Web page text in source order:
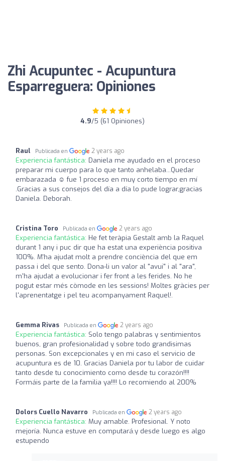
Zhi Acupuntec - Acupuntura
Esparreguera: Opiniones
4.9/5 (61 Opiniones)
Raul Publicada en 2 years ago
Experiencia fantástica: Daniela me ayudado en el proceso
preparar mi cuerpo para lo que tanto anhelaba...Quedar
embarazada ☺️ fue 1 proceso en muy corto tiempo en mí
.Gracias a sus consejos del día a día lo pude lograr,gracias
Daniela. Deborah.
Cristina Toro Publicada en 2 years ago
Experiencia fantástica: He fet teràpia Gestalt amb la Raquel
durant 1 any i puc dir que ha estat una experiència positiva
100%. M'ha ajudat molt a prendre conciència del que em
passa i del que sento. Dona-li un valor al "avui" i al "ara",
m'ha ajudat a evolucionar i fer front a les ferides. No he
pogut estar més còmode en les sessions! Moltes gràcies per
l'aprenentatge i pel teu acompanyament Raquel!.
Gemma Rivas Publicada en 2 years ago
Experiencia fantástica: Solo tengo palabras y sentimientos
buenos, gran profesionalidad y sobre todo grandisimas
personas. Son excepcionales y en mi caso el servicio de
acupuntura es de 10. Gracias Daniela por tu labor de cuidar
tanto desde tu conocimiento como desde tu corazón!!!!
Formáis parte de la familia ya!!!! Lo recomiendo al 200%
Dolors Cuello Navarro Publicada en 2 years ago
Experiencia fantástica: Muy amable. Profesional. Y noto
mejoría. Nunca estuve en computará.y desde luego es algo
estupendo